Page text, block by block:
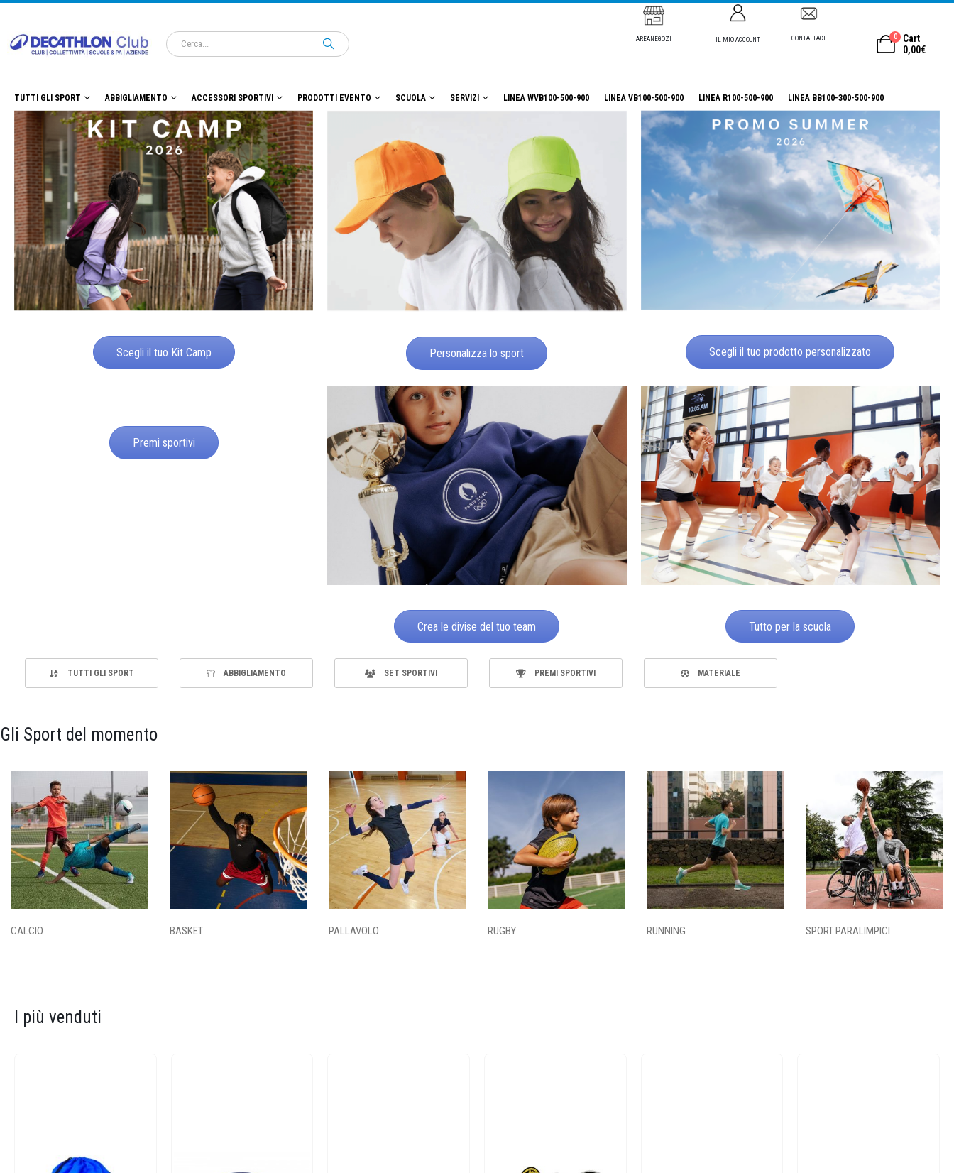
AREANEGOZI IL MIO ACCOUNT CONTATTACI 0
Cart
0,00€
TUTTI GLI SPORT ABBIGLIAMENTO ACCESSORI SPORTIVI PRODOTTI EVENTO SCUOLA SERVIZI LINEA WVB100-500-900 LINEA VB100-500-900 LINEA R100-500-900 LINEA BB100-300-500-900
Scegli il tuo Kit Camp Personalizza lo sport Scegli il tuo prodotto personalizzato
Premi sportivi
Crea le divise del tuo team Tutto per la scuola
TUTTI GLI SPORT ABBIGLIAMENTO SET SPORTIVI PREMI SPORTIVI MATERIALE
Gli Sport del momento
CALCIO BASKET PALLAVOLO RUGBY RUNNING SPORT PARALIMPICI
I più venduti